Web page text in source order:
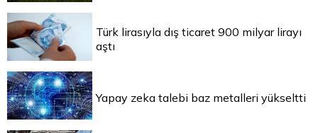
Türk lirasıyla dış ticaret 900 milyar lirayı
aştı
Yapay zeka talebi baz metalleri yükseltti